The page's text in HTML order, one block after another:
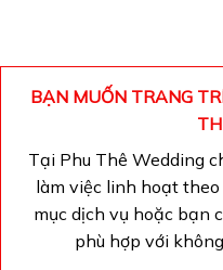
BẠN MUỐN TRANG
Tại Phu Thê Wedding
làm việc linh hoạt
mục dịch vụ hoặc bạn
phù hợp với